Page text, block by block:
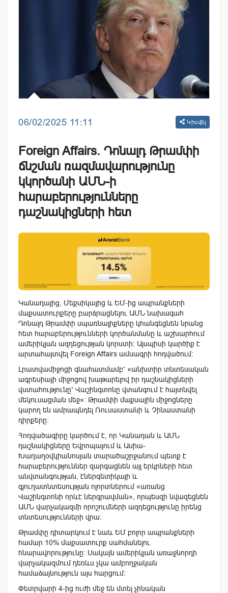
06/02/2025 11:11 Կիսվել
Foreign Affairs. Դոնալդ Թրամփի
ճնշման ռազմավարությունը
կկործանի ԱՄՆ-ի
հարաբերությունները
դաշնակիցների հետ
Կանադայից, Մեքսիկայից և ԵՄ-ից ապրանքների
մաքսատուրքերը բարձրացնելու ԱՄՆ նախագահ
Դոնալդ Թրամփի սպառնալիքները կհանգեցնեն նրանց
հետ հարաբերությունների կործանմանը և աշխարհում
ամերիկյան ազդեցության կորստի: Այսպիսի կարծիք է
արտահայտվել Foreign Affairs ամսագրի հոդվածում:
Լրատվամիջոցի գնահատմամբ՝ «անխտիր տնտեսական
ագրեսիայի միջոցով խաթարելով իր դաշնակիցների
վստահությունը՝ Վաշինգտոնը վտանգում է հայտնվել
մեկուսացման մեջ»: Թրամփի մաքսային միջոցները
կարող են ամրապնդել Ռուսաստանի և Չինաստանի
դիրքերը:
Հոդվածագիրը կարծում է, որ Կանադան և ԱՄՆ
դաշնակիցները Եվրոպայում և Ասիա-
Խաղաղօվկիանոսյան տարածաշրջանում պետք է
հարաբերություններ զարգացնեն այլ երկրների հետ
անվտանգության, էներգետիկայի և
գյուղատնտեսության ոլորտներում «առանց
Վաշինգտոնի որևէ ներգրավման», որպեսզի նվազեցնեն
ԱՄՆ վարչակազմի որոշումների ազդեցությունը իրենց
տնտեսությունների վրա:
Թրամփը դիտարկում է նաև ԵՄ բոլոր ապրանքների
համար 10% մաքսատուրք սահմանելու
հնարավորությունը: Սակայն ամերիկյան առաջնորդի
վարչակազմում դեռևս չկա ամբողջական
համաձայնություն այս հարցում:
Փետրվարի 4-ից ուժի մեջ են մտել չինական